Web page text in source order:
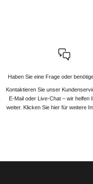
Haben Sie eine Frage oder
Kontaktieren Sie unser
E-Mail oder Live-Chat – wir helfen
weiter. Klicken Sie hier für weitere